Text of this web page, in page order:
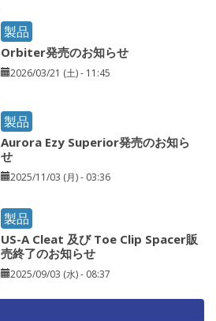
製品
Orbiter発売のお知らせ
2026/03/21 (土) - 11:45
製品
Aurora Ezy Superior発売のお知ら
せ
2025/11/03 (月) - 03:36
製品
US-A Cleat 及び Toe Clip Spacer販
売終了のお知らせ
2025/09/03 (水) - 08:37